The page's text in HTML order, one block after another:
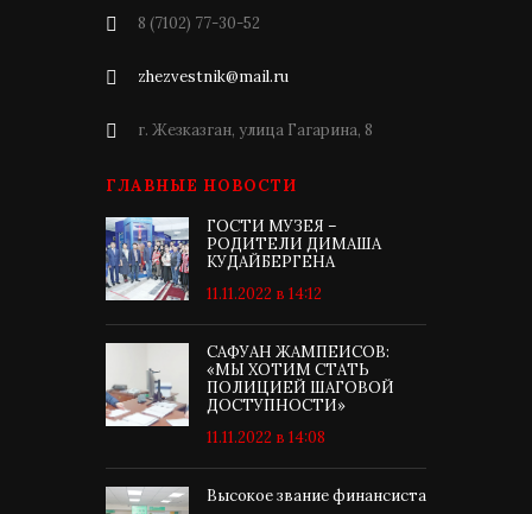
8 (7102) 77-30-52
zhezvestnik@mail.ru
г. Жезказган, улица Гагарина, 8
ГЛАВНЫЕ НОВОСТИ
ГОСТИ МУЗЕЯ –
РОДИТЕЛИ ДИМАША
КУДАЙБЕРГЕНА
11.11.2022 в 14:12
САФУАН ЖАМПЕИСОВ:
«МЫ ХОТИМ СТАТЬ
ПОЛИЦИЕЙ ШАГОВОЙ
ДОСТУПНОСТИ»
11.11.2022 в 14:08
Высокое звание финансиста